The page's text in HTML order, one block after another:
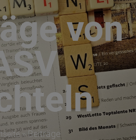
von
» Beiträge